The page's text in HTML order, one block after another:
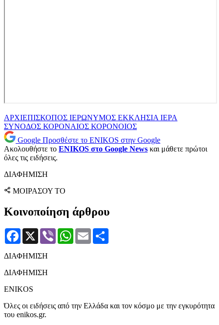
ΑΡΧΙΕΠΙΣΚΟΠΟΣ ΙΕΡΩΝΥΜΟΣ ΕΚΚΛΗΣΙΑ ΙΕΡΑ
ΣΥΝΟΔΟΣ ΚΟΡΟΝΑΙΟΣ ΚΟΡΟΝΟΙΟΣ
Google Προσθέστε το ENIKOS στην Google
Ακολουθήστε το ENIKOS στο Google News και μάθετε πρώτοι
όλες τις ειδήσεις.
ΔΙΑΦΗΜΙΣΗ
ΜΟΙΡΑΣΟΥ ΤΟ
Κοινοποίηση άρθρου
Facebook
X Viber WhatsApp
Email
ΔΙΑΦΗΜΙΣΗ
ΔΙΑΦΗΜΙΣΗ
ENIKOS
Όλες οι ειδήσεις από την Ελλάδα και τον κόσμο με την εγκυρότητα
του enikos.gr.